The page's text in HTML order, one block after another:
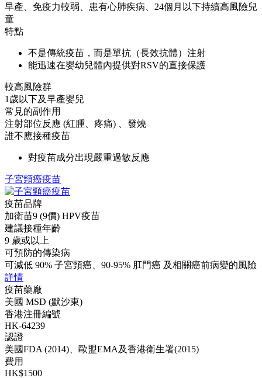
早產、免疫力較弱、患有心肺疾病、24個月以下持續高風險兒
童
特點
不是傳統疫苗，而是單抗（長效抗體）注射
能迅速在嬰幼兒體內提供對RSV的直接保護
較高風險群
1歲以下及早產嬰兒
常見的副作用
注射部位反應 (紅腫、疼痛) 、發燒
誰不應接種疫苗
對疫苗成分出現嚴重過敏反應
子宮頸癌疫苗
疫苗品牌
加衛苗9 (9價) HPV疫苗
建議接種年齡
9 歲或以上
可預防的傳染病
可減低 90% 子宮頸癌、90-95% 肛門癌 及相關癌前病變的風險
詳情
疫苗藥廠
美國 MSD (默沙東)
香港注冊編號
HK-64239
認證
美國FDA (2014)、歐盟EMA及香港衛生署(2015)
費用
HK$1500